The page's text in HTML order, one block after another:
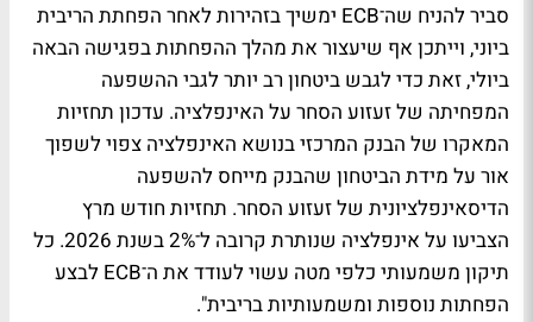
סביר להניח שה־ECB ימשיך בזהירות לאחר הפחתת הריבית
ביוני, וייתכן אף שיעצור את מהלך ההפחתות בפגישה הבאה
ביולי, זאת כדי לגבש ביטחון רב יותר לגבי ההשפעה
המפחיתה של זעזוע הסחר על האינפלציה. עדכון תחזיות
המאקרו של הבנק המרכזי בנושא האינפלציה צפוי לשפוך
אור על מידת הביטחון שהבנק מייחס להשפעה
הדיסאינפלציונית של זעזוע הסחר. תחזיות חודש מרץ
הצביעו על אינפלציה שנותרת קרובה ל־2% בשנת 2026. כל
תיקון משמעותי כלפי מטה עשוי לעודד את ה־ECB לבצע
הפחתות נוספות ומשמעותיות בריבית".